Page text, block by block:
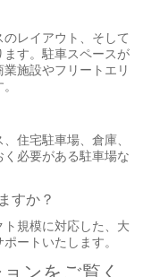
レイアウト、そして
す。駐車スペースが
施設やフリートエリ
住宅駐車場、倉庫、
必要がある駐車場な
すか？
規模に対応した、大
ートいたします。
ンをご覧く